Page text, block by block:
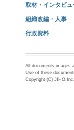
取材・インタビュ
組織改編・人事
行政資料
All documents,images
Use of these
Copyright (C) JIHO,Inc.